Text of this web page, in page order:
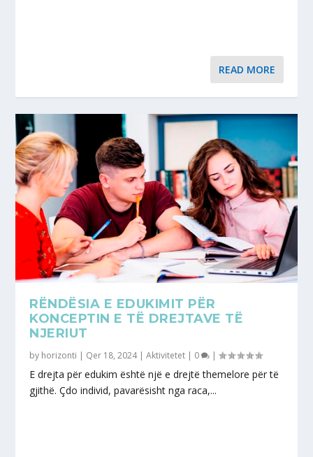
READ MORE
RËNDËSIA E EDUKIMIT PËR
KONCEPTIN E TË DREJTAVE TË
NJERIUT
by horizonti | Qer 18, 2024|Aktivitetet | 0 |
E drejta për edukim është një e drejtë themelore për të
gjithë. Çdo individ, pavarësisht nga raca,...